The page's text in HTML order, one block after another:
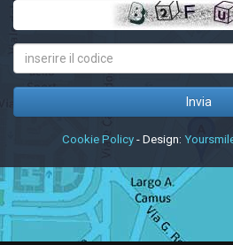
Cookie Policy - Design: